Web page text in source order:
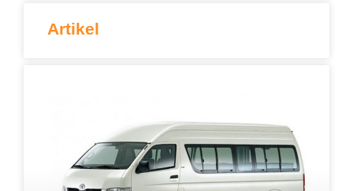
Artikel